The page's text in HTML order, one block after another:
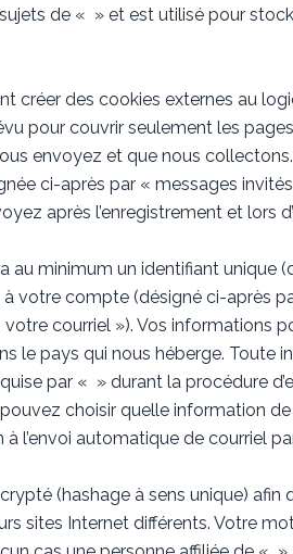
de « » et est utilisé pour
créer des cookies externes au
pour couvrir seulement les
envoyez et que nous
ci-après par « messages
après l’enregistrement et lors
minimum un identifiant unique
votre compte (désigné ci-après
votre courriel »). Vos
le pays qui nous héberge. Toute
par « » durant la procédure
choisir quelle information
l’envoi automatique de courriel
(hashage à sens unique) afin
sites Internet différents. Votre